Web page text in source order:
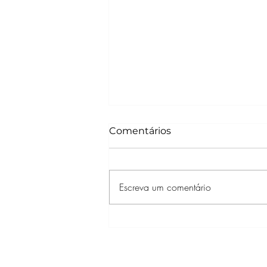
Comentários
Escreva um comentário